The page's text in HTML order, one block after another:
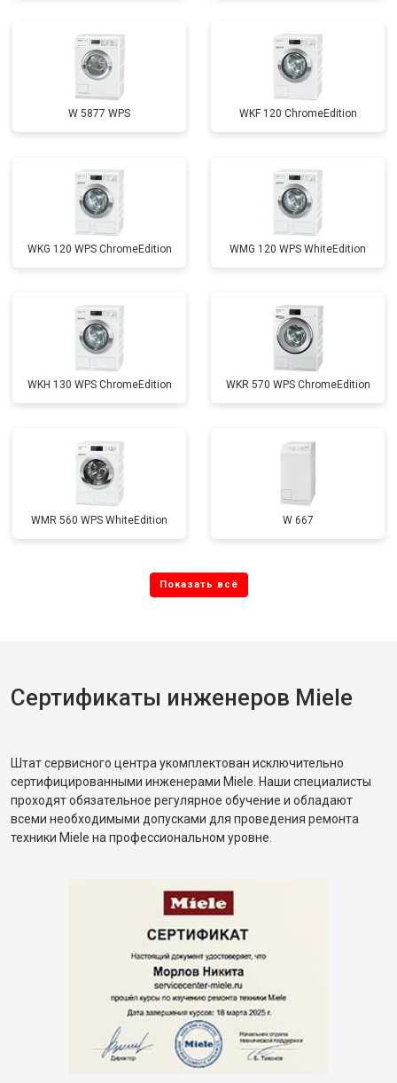
W 5877 WPS WKF 120 ChromeEdition
WKG 120 WPS ChromeEdition WMG 120 WPS WhiteEdition
WKH 130 WPS ChromeEdition WKR 570 WPS ChromeEdition
WMR 560 WPS WhiteEdition W 667
Сертификаты инженеров Miele
Штат сервисного центра укомплектован исключительно
сертифицированными инженерами Miele. Наши специалисты
проходят обязательное регулярное обучение и обладают
всеми необходимыми допусками для проведения ремонта
техники Miele на профессиональном уровне.